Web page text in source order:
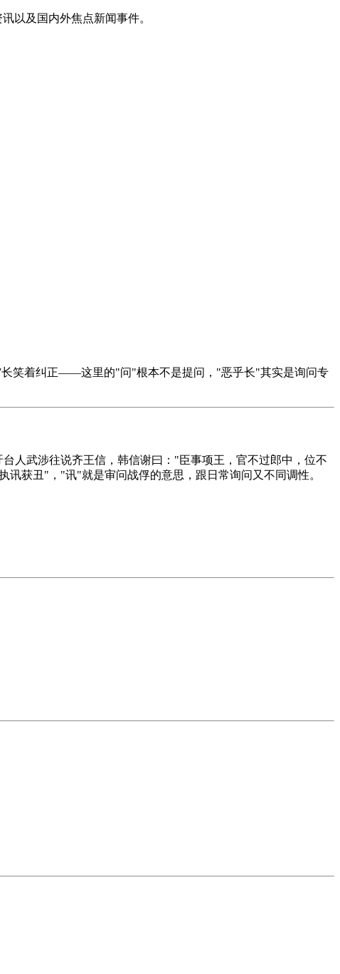
以及国内外焦点新闻事件。
笑着纠正——这里的"问"根本不是提问，"恶乎长"其实是询问专
人武涉往说齐王信，韩信谢曰："臣事项王，官不过郎中，位不
获丑"，"讯"就是审问战俘的意思，跟日常询问又不同调性。